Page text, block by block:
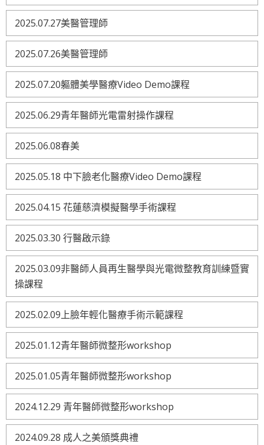
2025.07.27美醫管理師
2025.07.26美醫管理師
2025.07.20軀體美學醫療Video Demo課程
2025.06.29青年醫師光電雷射操作課程
2025.06.08春美
2025.05.18 中下臉老化醫療Video Demo課程
2025.04.15 花蓮慈濟模擬醫學手術課程
2025.03.30 行醫啟示錄
2025.03.09非醫師人員再生醫學與光電微整教育訓練暨實
操課程
2025.02.09上臉年輕化醫療手術示範課程
2025.01.12青年醫師微整形workshop
2025.01.05青年醫師微整形workshop
2024.12.29 青年醫師微整形workshop
2024.09.28 成人之美頒獎典禮